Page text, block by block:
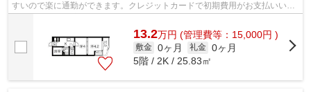
すいので楽に通勤ができます。クレジットカードで初期費用がお支払いいた
13.2万円 (管理費等：15,000円 )
敷金 0ヶ月 礼金 0ヶ月
5階 / 2K / 25.83㎡